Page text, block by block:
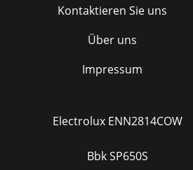
Kontaktieren Sie uns
Über uns
Impressum
Electrolux ENN2814COW
Bbk SP650S